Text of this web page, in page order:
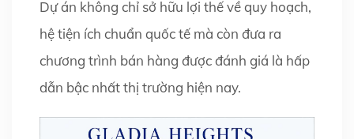
Dự án không chỉ sở hữu lợi thế về quy hoạch,
hệ tiện ích chuẩn quốc tế mà còn đưa ra
chương trình bán hàng được đánh giá là hấp
dẫn bậc nhất thị trường hiện nay.